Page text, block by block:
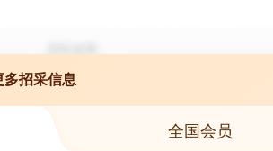
招采信息
全国会员